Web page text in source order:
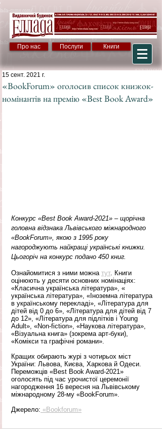
Про нас Послуги Книги
«BookForum» оголосив список книжок-
номінантів на премію «Best Book Award»
15 сент. 2021 г.
Конкурс «Best Book Award-2021» – щорічна
головна відзнака Львівського міжнародного
«BookForum», якою з 1995 року
нагороджують найкращі українські книжки.
Цьогоріч на конкурс подано 450 книг.
Ознайомитися з ними можна тут. Книги
оцінюють у десяти основних номінаціях:
«Класична українська література», «
українська література», «Іноземна література
в українському перекладі», «Література для
дітей від 0 до 6», «Література для дітей від 7
до 12», «Література для підлітків і Young
Adult», «Non-fiction», «Наукова література»,
«Візуальна книга» (зокрема арт-буки),
«Комікси та графічні романи».
Кращих обирають журі з чотирьох міст
України: Львова, Києва, Харкова й Одеси.
Переможців «Best Book Award-2021»
оголосять під час урочистої церемонії
нагородження 16 вересня на Львівському
міжнародному 28-му «BookForum».
Джерело: «Вookforum»